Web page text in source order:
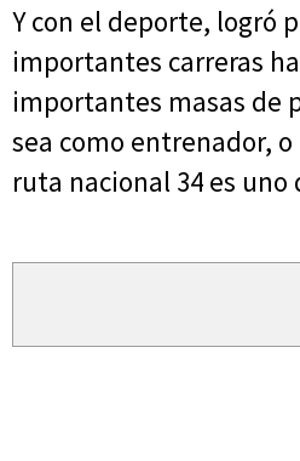
Y con el deporte, logró
importantes carreras
importantes masas de
sea como entrenador,
ruta nacional 34 es uno